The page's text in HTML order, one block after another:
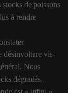
stocks de poissons
à rendre
désinvolture vis-
Nous
dégradés.
est « infini »